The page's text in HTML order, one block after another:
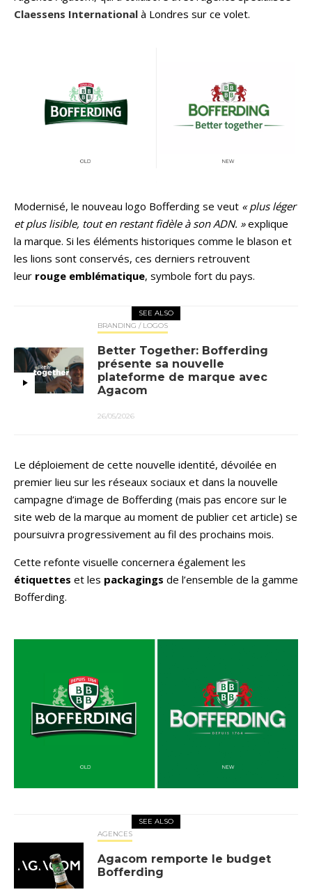
Claessens International à Londres sur ce volet.
Modernisé, le nouveau logo Bofferding se veut « plus léger
et plus lisible, tout en restant fidèle à son ADN. »explique
la marque. Si les éléments historiques comme le blason et
les lions sont conservés, ces derniers retrouvent
leur rouge emblématique, symbole fort du pays.
SEE ALSO
BRANDING / LOGOS
Better Together: Bofferding
présente sa nouvelle
plateforme de marque avec
Agacom
26/05/2026
Le déploiement de cette nouvelle identité, dévoilée en
premier lieu sur les réseaux sociaux et dans la nouvelle
campagne d’image de Bofferding (mais pas encore sur le
site web de la marque au moment de publier cet article) se
poursuivra progressivement au fil des prochains mois.
Cette refonte visuelle concernera également les
étiquettes et les packagings de l’ensemble de la gamme
Bofferding.
SEE ALSO
AGENCES
Agacom remporte le budget
Bofferding